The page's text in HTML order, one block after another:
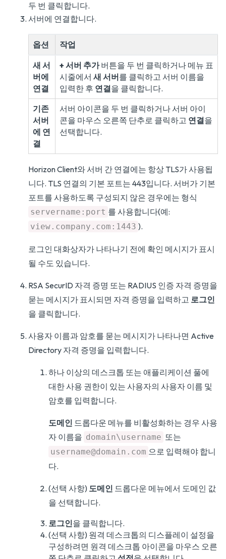
두 번 클릭합니다.
서버에 연결합니다.
옵션 작업
새 서
버에
연결
+ 서버 추가버튼을 두 번 클릭하거나 메뉴 표
시줄에서 새 서버를 클릭하고 서버 이름을
입력한 후 연결을 클릭합니다.
기존
서버
에 연
결
서버 아이콘을 두 번 클릭하거나 서버 아이
콘을 마우스 오른쪽 단추로 클릭하고 연결을
선택합니다.
Horizon Client와 서버 간 연결에는 항상 TLS가 사용됩
니다. TLS 연결의 기본 포트는 443입니다. 서버가 기본
포트를 사용하도록 구성되지 않은 경우에는 형식
servername:port 를 사용합니다(예:
view.company.com:1443 ).
로그인 대화상자가 나타나기 전에 확인 메시지가 표시
될 수도 있습니다.
RSA SecurID 자격 증명 또는 RADIUS 인증 자격 증명을
묻는 메시지가 표시되면 자격 증명을 입력하고 로그인
을 클릭합니다.
사용자 이름과 암호를 묻는 메시지가 나타나면 Active
Directory 자격 증명을 입력합니다.
하나 이상의 데스크톱 또는 애플리케이션 풀에
대한 사용 권한이 있는 사용자의 사용자 이름 및
암호를 입력합니다.
도메인 드롭다운 메뉴를 비활성화하는 경우 사용
자 이름을 domain\username 또는
username@domain.com 으로 입력해야 합니
다.
(선택 사항) 도메인 드롭다운 메뉴에서 도메인 값
을 선택합니다.
로그인을 클릭합니다.
(선택 사항) 원격 데스크톱의 디스플레이 설정을
구성하려면 원격 데스크톱 아이콘을 마우스 오른